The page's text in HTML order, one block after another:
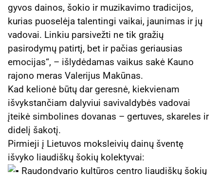
gyvos dainos, šokio ir muzikavimo tradicijos,
kurias puoselėja talentingi vaikai, jaunimas ir jų
vadovai. Linkiu parsivežti ne tik gražių
pasirodymų patirtį, bet ir pačias geriausias
emocijas“, – išlydėdamas vaikus sakė Kauno
rajono meras Valerijus Makūnas.
Kad kelionė būtų dar geresnė, kiekvienam
išvykstančiam dalyviui savivaldybės vadovai
įteikė simbolines dovanas – gertuves, skareles ir
didelį šakotį.
Pirmieji į Lietuvos moksleivių dainų šventę
išvyko liaudiškų šokių kolektyvai:
Raudondvario kultūros centro liaudiškų šokių